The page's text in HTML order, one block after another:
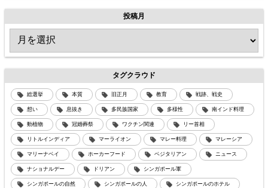
投稿月
タグクラウド
総選挙 本質 旧正月 教育 戦跡、戦史
想い 息抜き 多民族国家 多様性 南インド料理
動植物 冠婚葬祭 ワクチン関連 リー首相
リトルインディア マーライオン マレー料理 マレーシア
マリーナベイ ホーカーフード ベジタリアン ニュース
ナショナルデー ドリアン シンガポール軍
シンガポールの自然 シンガポールの人 シンガポールのホテル